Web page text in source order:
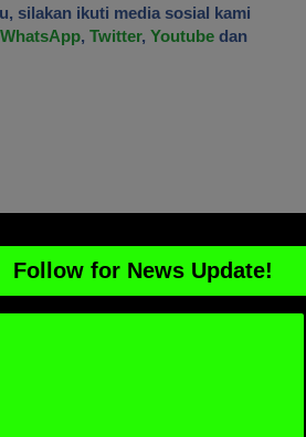
Follow for News Update!
silakan ikuti media sosial kami
WhatsApp, Twitter, Youtube dan
بسم الله
gimana sih contoh lembar penilaian
ini contoh lembar penilaian ana tahun